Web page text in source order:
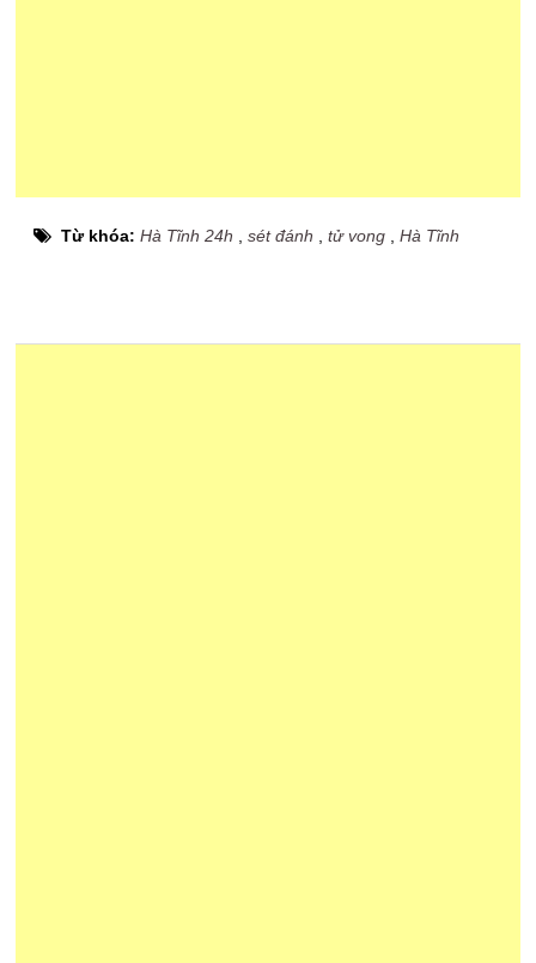
Từ khóa:Hà Tĩnh 24h ,sét đánh ,tử vong ,Hà Tĩnh